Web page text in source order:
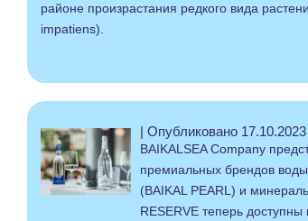
районе произрастания редкого вида
impatiens).
| Опубликовано 17.10.2023
BAIKALSEA Company
премиальных брендов
(BAIKAL PEARL) и
RESERVE теперь